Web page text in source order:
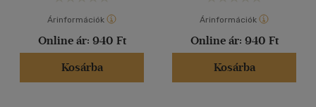
Árinformációk
Online ár: 940 Ft
Kosárba
Árinformációk
Online ár: 940 Ft
Kosárba